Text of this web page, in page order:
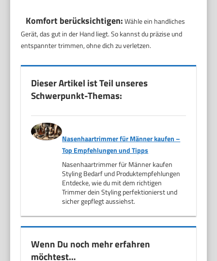
Komfort berücksichtigen:Wähle ein handliches
Gerät, das gut in der Hand liegt. So kannst du präzise und
entspannter trimmen, ohne dich zu verletzen.
Dieser Artikel ist Teil unseres
Schwerpunkt-Themas:
Nasenhaartrimmer für Männer kaufen –
Top Empfehlungen und Tipps
Nasenhaartrimmer für Männer kaufen
Styling Bedarf und Produktempfehlungen
Entdecke, wie du mit dem richtigen
Trimmer dein Styling perfektionierst und
sicher gepflegt aussiehst.
Wenn Du noch mehr erfahren
möchtest…